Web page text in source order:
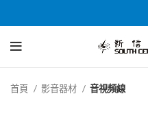
首頁 影音器材 音視頻線